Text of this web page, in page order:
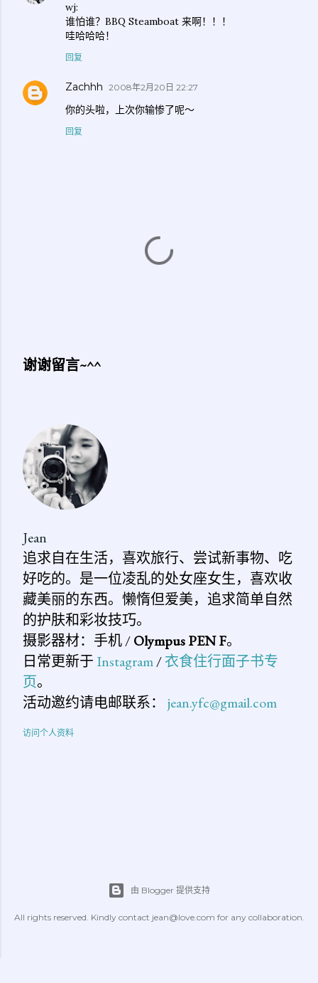
wj:
谁怕谁？BBQ Steamboat 来啊！！！
哇哈哈哈！
回复
Zachhh 2008年2月20日 22:27
你的头啦，上次你输惨了呢～
回复
论
谢谢留言~^^
Jean
追求自在生活，喜欢旅行、尝试新事物、吃
好吃的。是一位凌乱的处女座女生，喜欢收
藏美丽的东西。懒惰但爱美，追求简单自然
的护肤和彩妆技巧。
摄影器材：手机 /Olympus PEN F。
日常更新于 Instagram/衣食住行面子书专
页。
活动邀约请电邮联系： jean.yfc@gmail.com
访问个人资料
由 Blogger 提供支持
All rights reserved. Kindly contact jean@love.com for any collaboration.